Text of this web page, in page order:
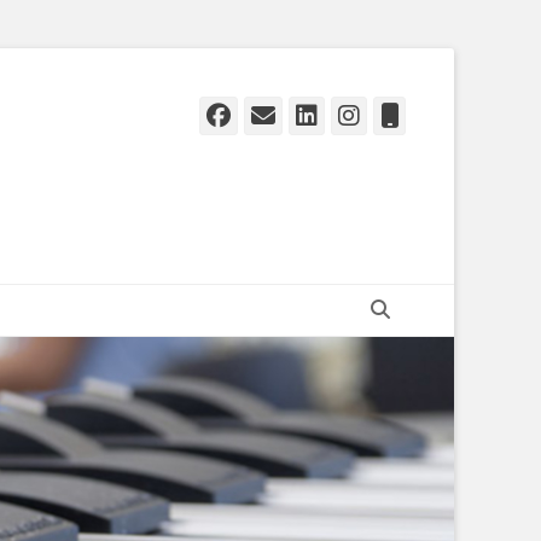
Facebook
EmailLinkedIn
Instagram